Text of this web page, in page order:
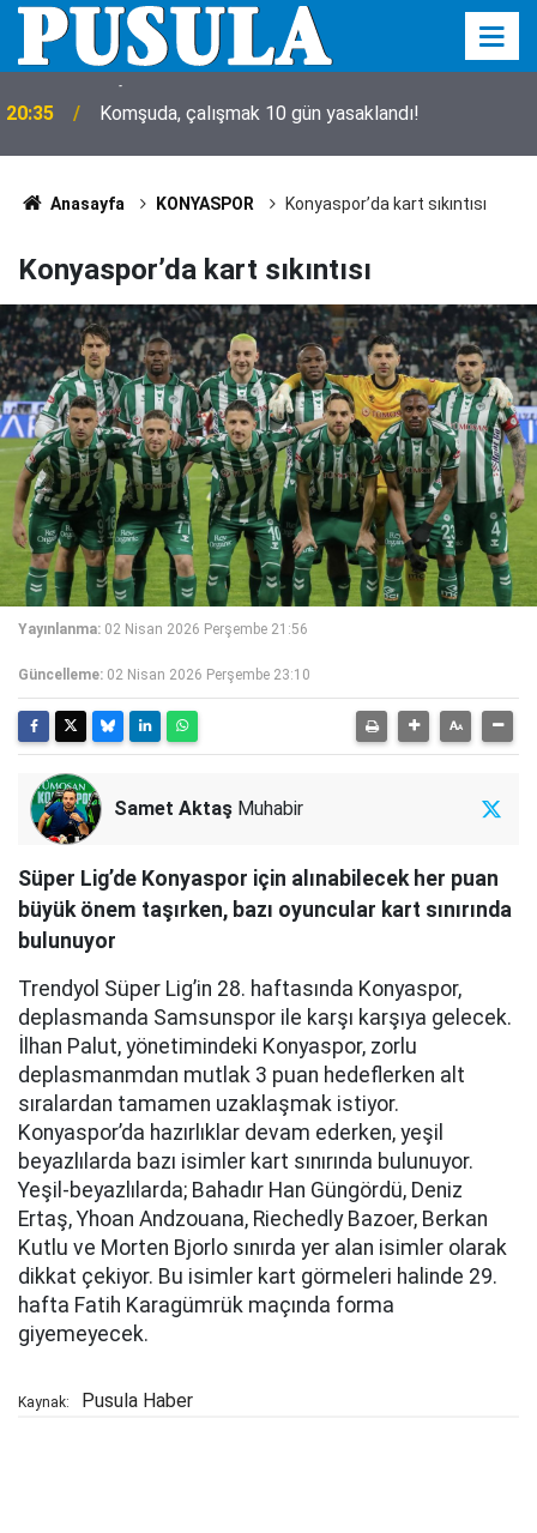
20:35 Komşuda, çalışmak 10 gün yasaklandı!
Anasayfa KONYASPOR Konyaspor’da kart sıkıntısı
Konyaspor’da kart sıkıntısı
Yayınlanma: 02 Nisan 2026 Perşembe 21:56
Güncelleme: 02 Nisan 2026 Perşembe 23:10
Samet Aktaş Muhabir
Süper Lig’de Konyaspor için alınabilecek her puan
büyük önem taşırken, bazı oyuncular kart sınırında
bulunuyor
Trendyol Süper Lig’in 28. haftasında Konyaspor,
deplasmanda Samsunspor ile karşı karşıya gelecek.
İlhan Palut, yönetimindeki Konyaspor, zorlu
deplasmanmdan mutlak 3 puan hedeflerken alt
sıralardan tamamen uzaklaşmak istiyor.
Konyaspor’da hazırlıklar devam ederken, yeşil
beyazlılarda bazı isimler kart sınırında bulunuyor.
Yeşil-beyazlılarda; Bahadır Han Güngördü, Deniz
Ertaş, Yhoan Andzouana, Riechedly Bazoer, Berkan
Kutlu ve Morten Bjorlo sınırda yer alan isimler olarak
dikkat çekiyor. Bu isimler kart görmeleri halinde 29.
hafta Fatih Karagümrük maçında forma
giyemeyecek.
Kaynak: Pusula Haber